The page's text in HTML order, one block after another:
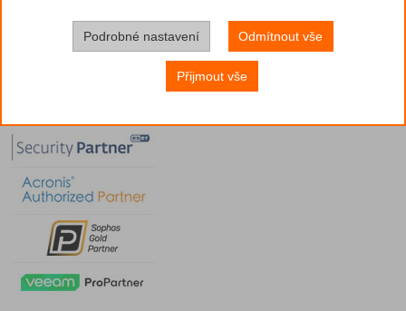
Podrobné nastavení Odmítnout vše
Přijmout vše